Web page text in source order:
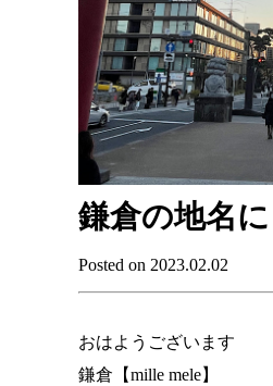
鎌倉の地名に
Posted on 2023.02.02
おはようございます
鎌倉【mille mele】